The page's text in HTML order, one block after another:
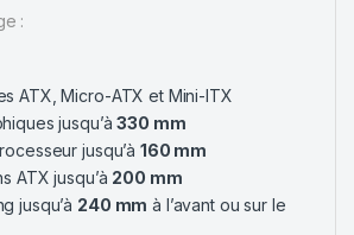
:
ATX, Micro-ATX et Mini-ITX
jusqu’à330 mm
jusqu’à 160 mm
ATX jusqu’à 200 mm
jusqu’à 240 mm à l’avant ou sur le